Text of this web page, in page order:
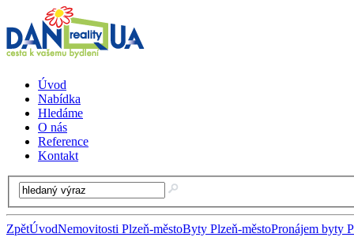
Úvod
Nabídka
Hledáme
O nás
Reference
Kontakt
ZpětÚvodNemovitosti Plzeň-městoByty Plzeň-městoPronájem byty